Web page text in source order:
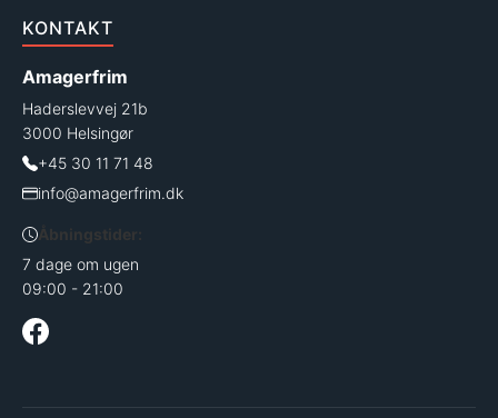
KONTAKT
Amagerfrim
Haderslevvej 21b
3000 Helsingør
+45 30 11 71 48
info@amagerfrim.dk
Åbningstider:
7 dage om ugen
09:00 - 21:00